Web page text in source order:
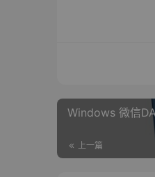
Windows 微信
上一篇